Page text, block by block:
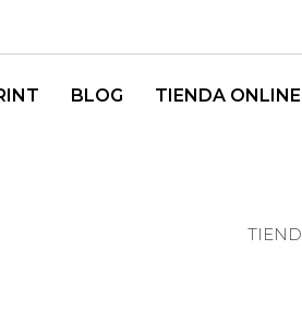
BLOG TIENDA ONLINE